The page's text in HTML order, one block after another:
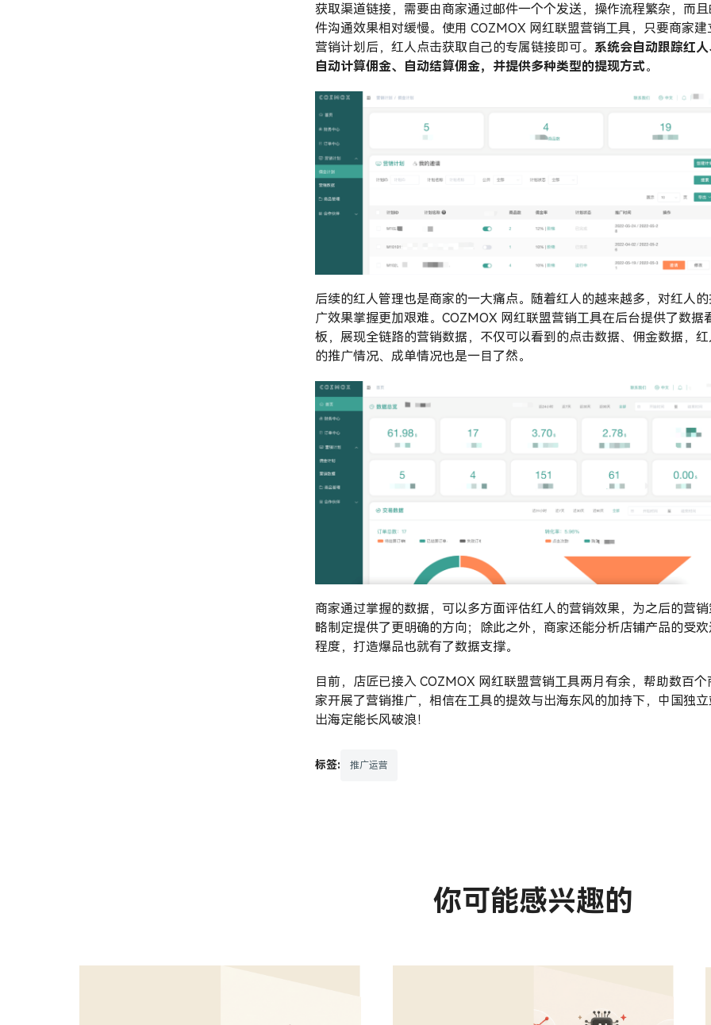
获取渠道链接，需要由商家通过邮件一个个发送，操作流程繁杂，而
件沟通效果相对缓慢。使用 COZMOX 网红联盟营销工具，只要商家建
营销计划后，红人点击获取自己的专属链接即可。 系统会自动跟踪红
自动计算佣金、自动结算佣金，并提供多种类型的提现方式。
后续的红人管理也是商家的一大痛点。随着红人的越来越多，对红人
广效果掌握更加艰难。COZMOX 网红联盟营销工具在后台提供了数据
板，展现全链路的营销数据，不仅可以看到的点击数据、佣金数据，
的推广情况、成单情况也是一目了然。
商家通过掌握的数据，可以多方面评估红人的营销效果，为之后的营
略制定提供了更明确的方向；除此之外，商家还能分析店铺产品的受
程度，打造爆品也就有了数据支撑。
目前，店匠已接入 COZMOX 网红联盟营销工具两月有余，帮助数百个
家开展了营销推广，相信在工具的提效与出海东风的加持下，中国独
出海定能长风破浪！
标签: 推广运营
你可能感兴趣的